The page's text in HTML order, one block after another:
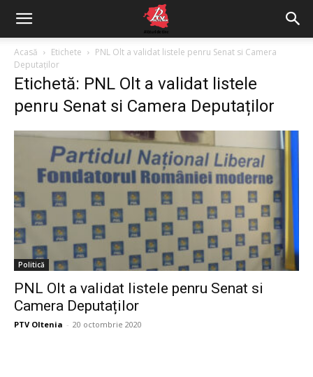
Acasă Etichete
PNL Olt a validat listele penru Senat si Camera
Deputaților
Etichetă: PNL Olt a validat listele
penru Senat si Camera Deputaților
Politică
PNL Olt a validat listele penru Senat si
Camera Deputaților
PTV Oltenia - 20 octombrie 2020